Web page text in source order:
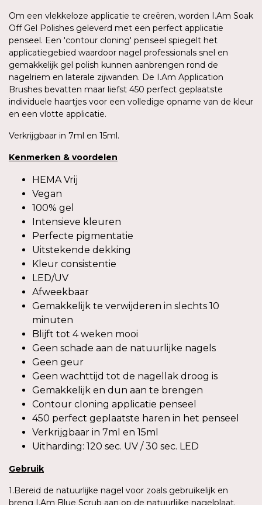
Om een vlekkeloze applicatie te creëren, worden I.Am Soak
Off Gel Polishes geleverd met een perfect applicatie
penseel. Een 'contour cloning' penseel spiegelt het
applicatiegebied waardoor nagel professionals snel en
gemakkelijk gel polish kunnen aanbrengen rond de
nagelriem en laterale zijwanden. De I.Am Application
Brushes bevatten maar liefst 450 perfect geplaatste
individuele haartjes voor een volledige opname van de kleur
en een vlotte applicatie.
Verkrijgbaar in 7ml en 15ml.
Kenmerken & voordelen
HEMA Vrij
Vegan
100% gel
Intensieve kleuren
Perfecte pigmentatie
Uitstekende dekking
Kleur consistentie
LED/UV
Afweekbaar
Gemakkelijk te verwijderen in slechts 10
minuten
Blijft tot 4 weken mooi
Geen schade aan de natuurlijke nagels
Geen geur
Geen wachttijd tot de nagellak droog is
Gemakkelijk en dun aan te brengen
Contour cloning applicatie penseel
450 perfect geplaatste haren in het penseel
Verkrijgbaar in 7ml en 15ml
Uitharding: 120 sec. UV / 30 sec. LED
Gebruik
1.Bereid de natuurlijke nagel voor zoals gebruikelijk en
breng I.Am Blue Scrub aan op de natuurlijke nagelplaat.